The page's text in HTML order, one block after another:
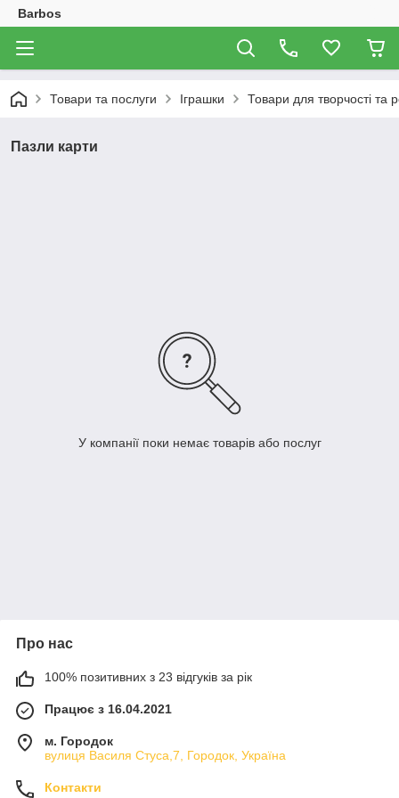
Barbos
Товари та послуги Іграшки Товари для творчості та
Пазли карти
У компанії поки немає товарів або послуг
Про нас
100% позитивних з 23 відгуків за рік
Працює з 16.04.2021
м. Городок
вулиця Василя Стуса,7, Городок, Україна
Контакти